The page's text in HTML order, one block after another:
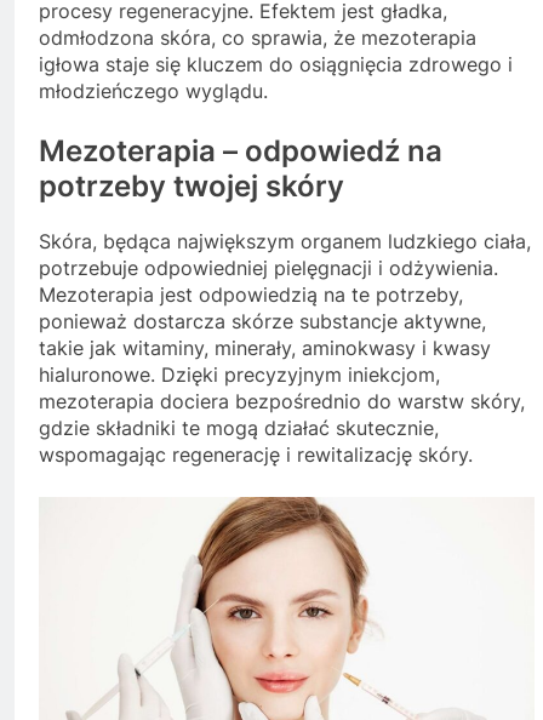
procesy regeneracyjne. Efektem jest gładka,
odmłodzona skóra, co sprawia, że mezoterapia
igłowa staje się kluczem do osiągnięcia zdrowego i
młodzieńczego wyglądu.
Mezoterapia – odpowiedź na
potrzeby twojej skóry
Skóra, będąca największym organem ludzkiego ciała,
potrzebuje odpowiedniej pielęgnacji i odżywienia.
Mezoterapia jest odpowiedzią na te potrzeby,
ponieważ dostarcza skórze substancje aktywne,
takie jak witaminy, minerały, aminokwasy i kwasy
hialuronowe. Dzięki precyzyjnym iniekcjom,
mezoterapia dociera bezpośrednio do warstw skóry,
gdzie składniki te mogą działać skutecznie,
wspomagając regenerację i rewitalizację skóry.